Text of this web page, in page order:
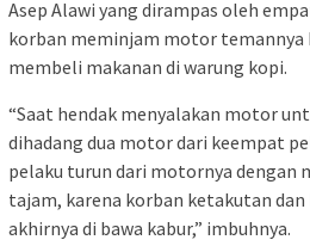
Asep Alawi yang dirampas oleh
korban meminjam motor temannya
membeli makanan di warung kopi.
“Saat hendak menyalakan motor
dihadang dua motor dari keempat
pelaku turun dari motornya dengan
tajam, karena korban ketakutan dan
akhirnya di bawa kabur,” imbuhnya.